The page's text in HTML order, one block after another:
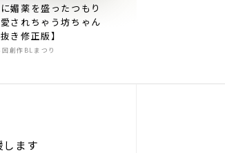
媚薬を盛ったつもり
されちゃう坊ちゃん
抜き修正版】
創作BLまつり
します